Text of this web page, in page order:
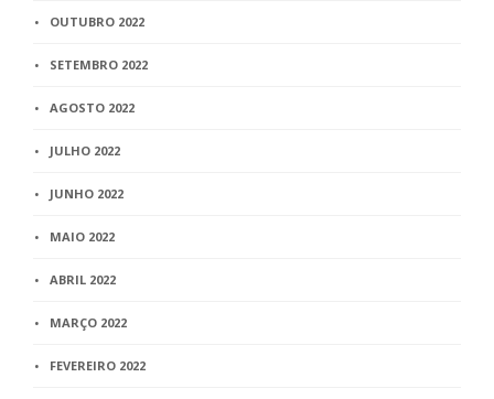
OUTUBRO 2022
SETEMBRO 2022
AGOSTO 2022
JULHO 2022
JUNHO 2022
MAIO 2022
ABRIL 2022
MARÇO 2022
FEVEREIRO 2022